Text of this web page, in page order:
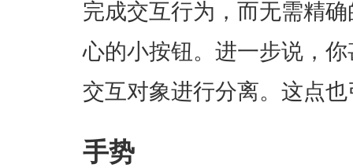
完成交互行为，而无需精
心的小按钮。进一步说，
交互对象进行分离。这点
手势